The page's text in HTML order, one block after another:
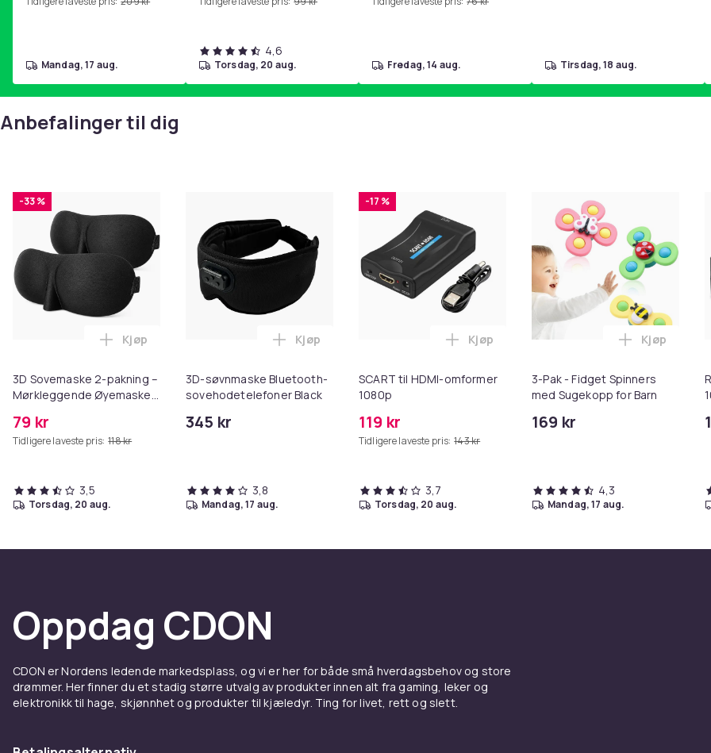
mandag, 17 aug.
4,6
torsdag, 20 aug. fredag, 14 aug. tirsdag, 18 aug.
Anbefalinger til dig
-33 %
3D Sovemaske 2-pakning –
Mørkleggende Øyemaske
79 kr
Tidligere laveste pris: 118 kr
Legg 3D Sovemaske 2-pakning – Mørkleggende Øyemaske med Justerbar Stropp i handlekurven
Kjøp
3,5
torsdag, 20 aug.
3D-søvnmaske Bluetooth-
sovehodetelefoner Black
345 kr
Legg 3D-søvnmaske Bluetooth-sovehodetelefoner Black i handlekurven
Kjøp
3,8
mandag, 17 aug.
-17 %
SCART til HDMI-omformer
1080p
119 kr
Tidligere laveste pris: 143 kr
Legg SCART til HDMI-omformer 1080p i
Kjøp
3,7
torsdag, 20 aug.
3-Pak - Fidget Spinners
med Sugekopp for Barn
169 kr
Legg 3-Pak
Kjøp
4,3
mandag, 17 aug.
Oppdag CDON
CDON er Nordens ledende markedsplass, og vi er her for både små hverdagsbehov og store
drømmer. Her finner du et stadig større utvalg av produkter innen alt fra gaming, leker og
elektronikk til hage, skjønnhet og produkter til kjæledyr. Ting for livet, rett og slett.